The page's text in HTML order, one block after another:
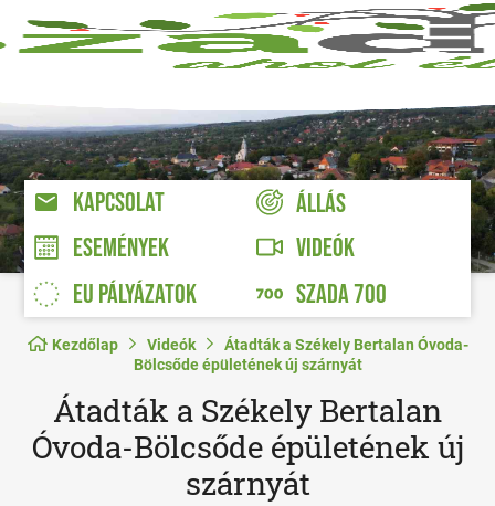
KAPCSOLAT
ÁLLÁS
ESEMÉNYEK
VIDEÓK
EU PÁLYÁZATOK
SZADA 700
Kezdőlap Videók
Átadták a Székely Bertalan Óvoda-
Bölcsőde épületének új szárnyát
Átadták a Székely Bertalan
Óvoda-Bölcsőde épületének új
szárnyát